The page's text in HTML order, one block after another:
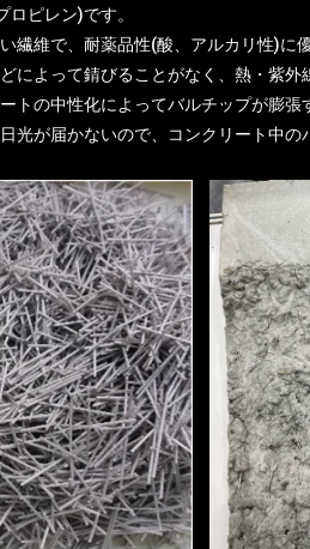
ピレン)です。
繊維で、耐薬品性(酸、アルカリ性)に
によって錆びることがなく、熱・紫外
トの中性化によってバルチップが膨張
光が届かないので、コンクリート中の